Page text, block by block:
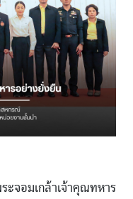
กล้าเจ้าคุณทหาร